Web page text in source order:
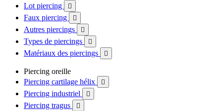
Lot piercing

Faux piercing 
Autres piercings 
Types de piercings 
Matériaux des piercings 
Piercing oreille
Piercing cartilage hélix

Piercing industriel 
Piercing tragus 